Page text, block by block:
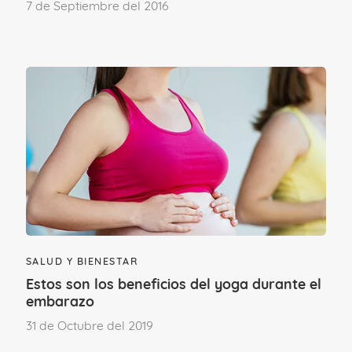
oscurecimiento?
Como tantos otros cambios sucedidos en
el embarazo, la aparición de la línea
alba en embarazadas se debe a causas
hormonales.
Concretamente la pigmentación de la
línea alba se debe a la acción de los
estrógenos y la progesterona, dos
hormonas que estimulan la producción
7 de Septiembre del 2016
SALUD Y BIENESTAR
Estos son los beneficios del yoga durante el
embarazo
31 de Octubre del 2019